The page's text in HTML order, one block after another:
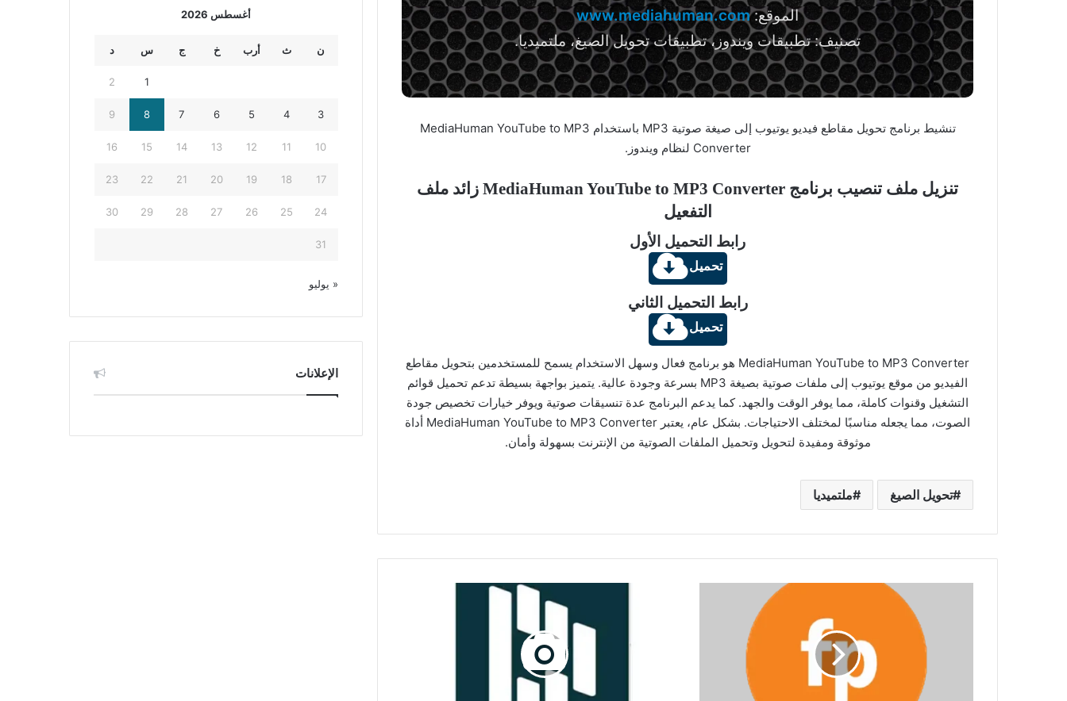
الموقع:www.mediahuman.com
تصنيف: تطبيقات ويندوز، تطبيقات تحويل الصيغ، ملتميديا.
تنشيط برنامج تحويل مقاطع فيديو يوتيوب إلى صيغة صوتية MP3 باستخدام MediaHuman YouTube to MP3
Converter لنظام ويندوز.
تنزيل ملف تنصيب برنامج MediaHuman YouTube to MP3 Converter زائد ملف
التفعيل
رابط التحميل الأول
تحميل
رابط التحميل الثاني
تحميل
MediaHuman YouTube to MP3 Converter هو برنامج فعال وسهل الاستخدام يسمح للمستخدمين بتحويل مقاطع
الفيديو من موقع يوتيوب إلى ملفات صوتية بصيغة MP3 بسرعة وجودة عالية. يتميز بواجهة بسيطة تدعم تحميل قوائم
التشغيل وقنوات كاملة، مما يوفر الوقت والجهد. كما يدعم البرنامج عدة تنسيقات صوتية ويوفر خيارات تخصيص جودة
الصوت، مما يجعله مناسبًا لمختلف الاحتياجات. بشكل عام، يعتبر MediaHuman YouTube to MP3 Converter أداة
موثوقة ومفيدة لتحويل وتحميل الملفات الصوتية من الإنترنت بسهولة وأمان.
تحويل الصيغ ملتميديا
أغسطس 2026
ن ث أرب خ ج س د
1
2
3
4
5
6
7
8
9
10
11
12
13
14
15
16
17
18
19
20
21
22
23
24
25
26
27
28
29
30
31
« يوليو
الإعلانات